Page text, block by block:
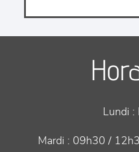
Lundi :
Mardi : 09h30 /